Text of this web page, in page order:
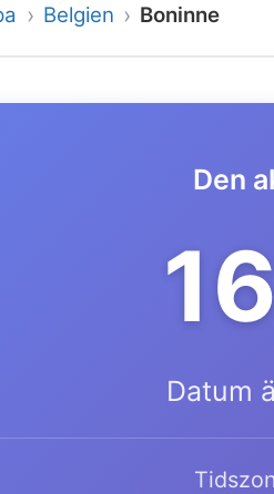
Belgien Boninne
Den
Datum